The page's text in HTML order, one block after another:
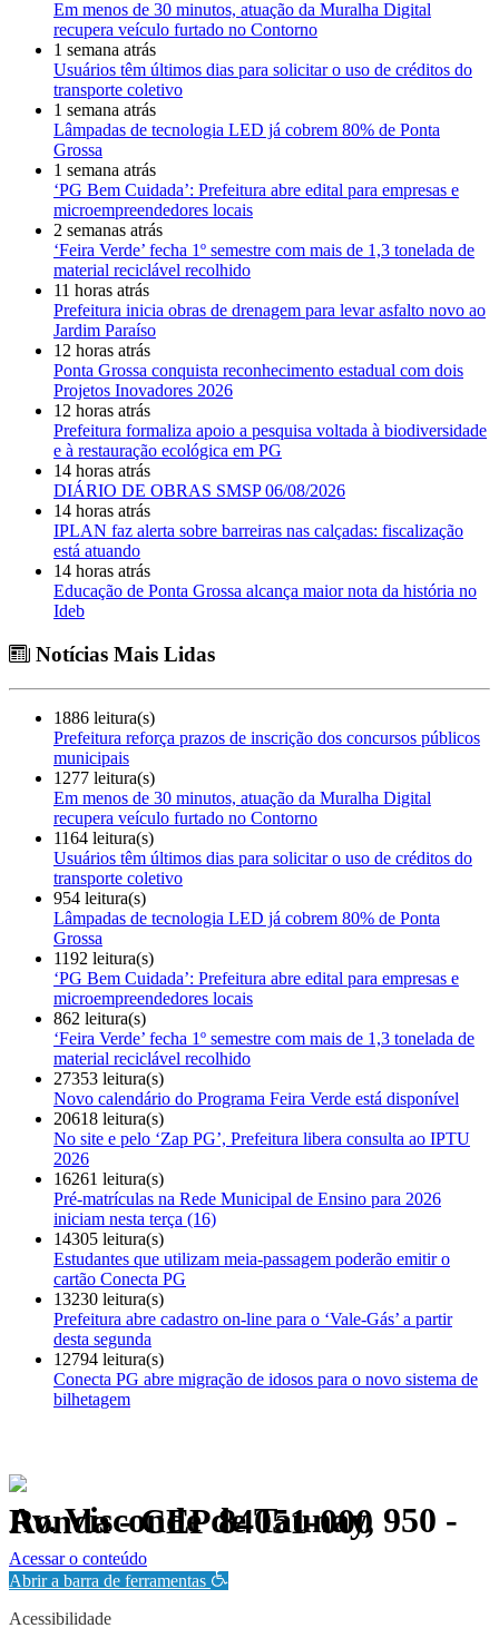
Em menos de 30 minutos, atuação da Muralha Digital
recupera veículo furtado no Contorno
1 semana atrás
Usuários têm últimos dias para solicitar o uso de créditos do
transporte coletivo
1 semana atrás
Lâmpadas de tecnologia LED já cobrem 80% de Ponta
Grossa
1 semana atrás
‘PG Bem Cuidada’: Prefeitura abre edital para empresas e
microempreendedores locais
2 semanas atrás
‘Feira Verde’ fecha 1º semestre com mais de 1,3 tonelada de
material reciclável recolhido
11 horas atrás
Prefeitura inicia obras de drenagem para levar asfalto novo ao
Jardim Paraíso
12 horas atrás
Ponta Grossa conquista reconhecimento estadual com dois
Projetos Inovadores 2026
12 horas atrás
Prefeitura formaliza apoio a pesquisa voltada à biodiversidade
e à restauração ecológica em PG
14 horas atrás
DIÁRIO DE OBRAS SMSP 06/08/2026
14 horas atrás
IPLAN faz alerta sobre barreiras nas calçadas: fiscalização
está atuando
14 horas atrás
Educação de Ponta Grossa alcança maior nota da história no
Ideb
Notícias Mais Lidas
1886 leitura(s)
Prefeitura reforça prazos de inscrição dos concursos públicos
municipais
1277 leitura(s)
Em menos de 30 minutos, atuação da Muralha Digital
recupera veículo furtado no Contorno
1164 leitura(s)
Usuários têm últimos dias para solicitar o uso de créditos do
transporte coletivo
954 leitura(s)
Lâmpadas de tecnologia LED já cobrem 80% de Ponta
Grossa
1192 leitura(s)
‘PG Bem Cuidada’: Prefeitura abre edital para empresas e
microempreendedores locais
862 leitura(s)
‘Feira Verde’ fecha 1º semestre com mais de 1,3 tonelada de
material reciclável recolhido
27353 leitura(s)
Novo calendário do Programa Feira Verde está disponível
20618 leitura(s)
No site e pelo ‘Zap PG’, Prefeitura libera consulta ao IPTU
2026
16261 leitura(s)
Pré-matrículas na Rede Municipal de Ensino para 2026
iniciam nesta terça (16)
14305 leitura(s)
Estudantes que utilizam meia-passagem poderão emitir o
cartão Conecta PG
13230 leitura(s)
Prefeitura abre cadastro on-line para o ‘Vale-Gás’ a partir
desta segunda
12794 leitura(s)
Conecta PG abre migração de idosos para o novo sistema de
bilhetagem
Av. Visconde de Taunay, 950 - Ronda - CEP 84051-000
Política de Privacidade.
Acessar o conteúdo
Abrir a barra de ferramentas
Acessibilidade